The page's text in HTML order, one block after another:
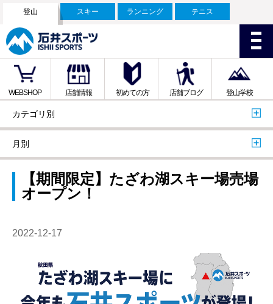
登山 スキー ランニング テニス
WEBSHOP 店舗情報 初めての方 店舗ブログ 登山学校
カテゴリ別
月別
【期間限定】たざわ湖スキー場売場
オープン！
2022-12-17